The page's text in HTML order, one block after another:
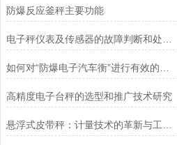
防爆反应釜秤主要功能
高精度电子台秤的选型和推广技术研究